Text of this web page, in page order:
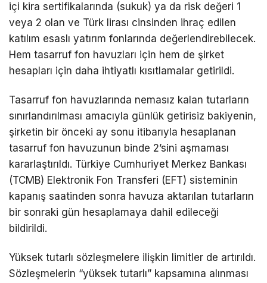
içi kira sertifikalarında (sukuk) ya da risk değeri 1
veya 2 olan ve Türk lirası cinsinden ihraç edilen
katılım esaslı yatırım fonlarında değerlendirebilecek.
Hem tasarruf fon havuzları için hem de şirket
hesapları için daha ihtiyatlı kısıtlamalar getirildi.
Tasarruf fon havuzlarında nemasız kalan tutarların
sınırlandırılması amacıyla günlük getirisiz bakiyenin,
şirketin bir önceki ay sonu itibarıyla hesaplanan
tasarruf fon havuzunun binde 2’sini aşmaması
kararlaştırıldı. Türkiye Cumhuriyet Merkez Bankası
(TCMB) Elektronik Fon Transferi (EFT) sisteminin
kapanış saatinden sonra havuza aktarılan tutarların
bir sonraki gün hesaplamaya dahil edileceği
bildirildi.
Yüksek tutarlı sözleşmelere ilişkin limitler de artırıldı.
Sözleşmelerin “yüksek tutarlı” kapsamına alınması